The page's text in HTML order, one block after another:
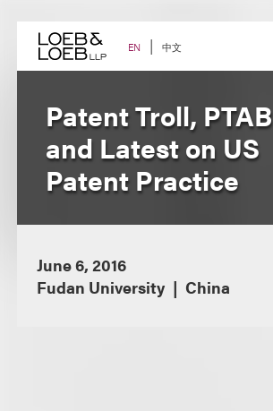
content EN 中文
Patent Troll, PTAB
and Latest on US
Patent Practice
June 6, 2016
Fudan University
China